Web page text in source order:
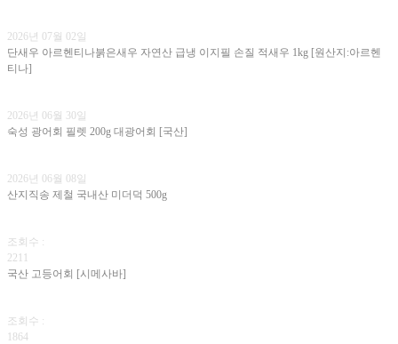
2026년 07월 02일
단새우 아르헨티나붉은새우 자연산 급냉 이지필 손질 적새우 1kg [원산지:아르헨
티나]
2026년 06월 30일
숙성 광어회 필렛 200g 대광어회 [국산]
2026년 06월 08일
산지직송 제철 국내산 미더덕 500g
조회수 :
2211
국산 고등어회 [시메사바]
조회수 :
1864